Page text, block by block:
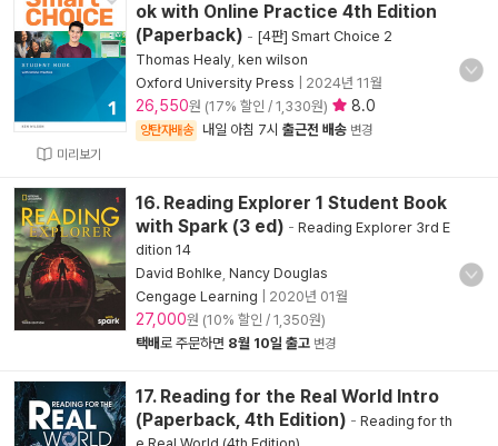
미리보기
ok with Online Practice 4th Edition
(Paperback) - [4판] Smart Choice 2
Thomas Healy ken wilson
Oxford University Press
2024년 11월
26,550원 (17% 할인 / 1,330원) 8.0
양탄자배송 내일 아침 7시 출근전 배송 변경
16. Reading Explorer 1 Student Book
with Spark (3 ed) - Reading Explorer 3rd E
dition 14
David Bohlke Nancy Douglas
Cengage Learning
2020년 01월
27,000원 (10% 할인 / 1,350원)
택배로 주문하면 8월 10일 출고 변경
17. Reading for the Real World Intro
(Paperback, 4th Edition) - Reading for th